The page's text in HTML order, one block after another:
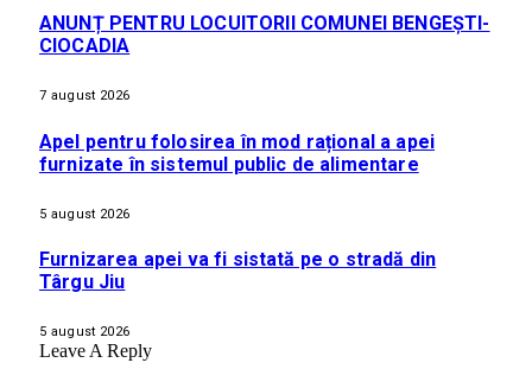
ANUNȚ PENTRU LOCUITORII COMUNEI BENGEȘTI-
CIOCADIA
7 august 2026
Apel pentru folosirea în mod rațional a apei
furnizate în sistemul public de alimentare
5 august 2026
Furnizarea apei va fi sistată pe o stradă din
Târgu Jiu
5 august 2026
Leave A Reply